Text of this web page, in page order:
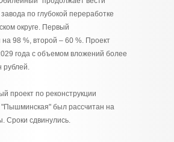
по глубокой переработке
округе. Первый
98 %, второй – 60 %. Проект
года с объемом вложений более
рублей.
проект по реконструкции
был рассчитан на
Сроки сдвинулись.